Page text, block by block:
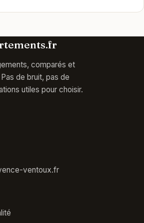
comparés et
de bruit, pas de
utiles pour choisir.
ventoux.fr